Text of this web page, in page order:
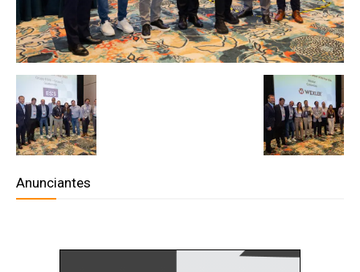
Anunciantes